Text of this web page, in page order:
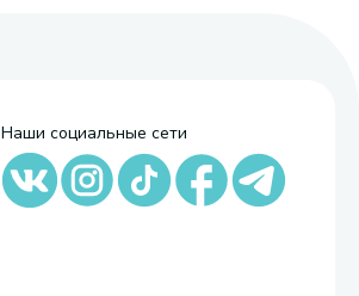
Наши социальные сети